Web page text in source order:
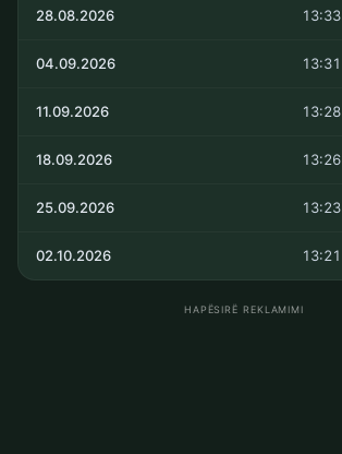
28.08.2026 13:33
04.09.2026 13:31
11.09.2026 13:28
18.09.2026 13:26
25.09.2026 13:23
02.10.2026 13:21
HAPËSIRË REKLAMIMI